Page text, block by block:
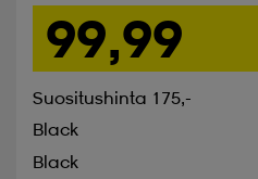
99,99
Suositushinta 175,-
Black
Black